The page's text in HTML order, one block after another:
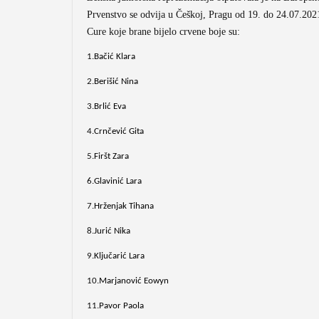
Prvenstvo se odvija u Češkoj, Pragu od 19. do
Cure koje brane bijelo crvene boje su:
1.Bačić Klara
2.Berišić Nina
3.Brlić Eva
4.Crnčević Gita
5.Firšt Zara
6.Glavinić Lara
7.Hrženjak Tihana
8.Jurić Nika
9.Ključarić Lara
10.Marjanović Eowyn
11.Pavor Paola